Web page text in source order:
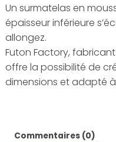
Un surmatelas en
épaisseur inférieure
allongez.
Futon Factory,
offre la possibilité de
dimensions et adapté
Commentaires (0)